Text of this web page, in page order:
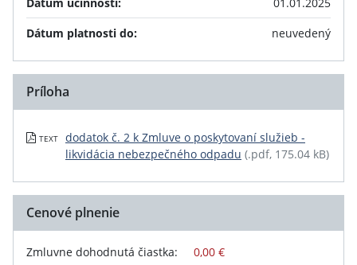
Dátum platnosti do:
neuvedený
Príloha
TEXT
dodatok č. 2 k Zmluve o poskytovaní služieb -
likvidácia nebezpečného odpadu (.pdf, 175.04 kB)
Cenové plnenie
Zmluvne dohodnutá čiastka: 0,00 €